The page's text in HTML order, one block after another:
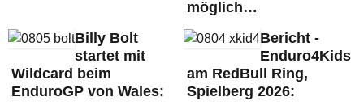
möglich…
Billy Bolt
startet mit
Wildcard beim
EnduroGP von Wales:
Bericht -
Enduro4Kids
am RedBull Ring,
Spielberg 2026: